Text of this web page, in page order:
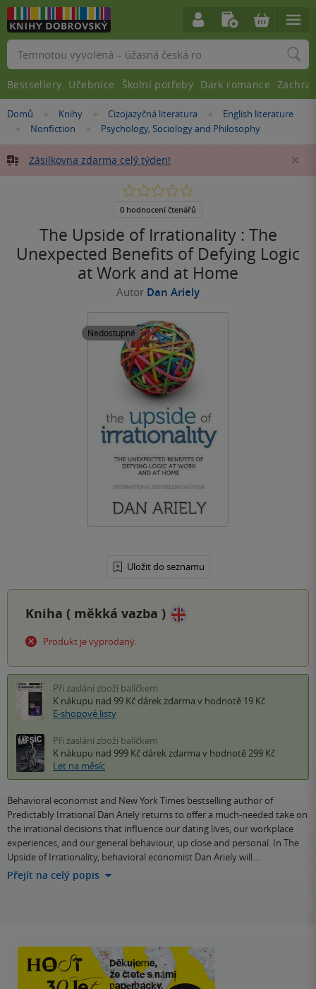
Nacházíte
Domů »Knihy »Cizojazyčná literatura »English literature
»
Nonfiction »Psychology, Sociology and Philosophy
Zásilkovna zdarma celý týden!
The Upside of Irrationality : The
Unexpected Benefits of Defying Logic
at Work and at Home
Autor Dan Ariely
Nedostupné
Uložit do seznamu
0.0
5
0 hodnocení čtenářů
Kniha ( měkká vazba )
Produkt je vyprodaný.
Při zaslání zboží balíčkem
K nákupu nad 99 Kč dárek zdarma v hodnotě 19 Kč
E-shopové listy
Při zaslání zboží balíčkem
K nákupu nad 999 Kč dárek zdarma v hodnotě 299 Kč
Let na měsíc
Behavioral economist and New York Times bestselling author of
Predictably Irrational Dan Ariely returns to offer a much-needed take on
the irrational decisions that influence our dating lives, our workplace
experiences, and our general behaviour, up close and personal. In The
Upside of Irrationality, behavioral economist Dan Ariely will…
Přejít na celý popis
Vyhledávání
Bestsellery Učebnice Školní potřeby Dark romance